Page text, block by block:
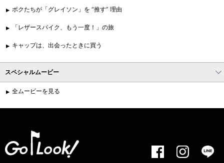
ボクたちが「グレイソン」を “推す” 理由
「レザースパイク、もう一度！」の旅
キャップは、出会ったときに買う
スペシャルムービー
全ムービーを見る